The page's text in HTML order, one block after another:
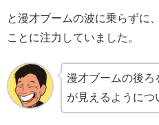
と漫才ブームの波に乗らずに
ことに注力していました。
漫才ブームの後ろ
が見えるようにつ